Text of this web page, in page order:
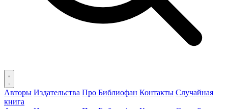
Авторы Издательства Про Библиофан Контакты Случайная
книга